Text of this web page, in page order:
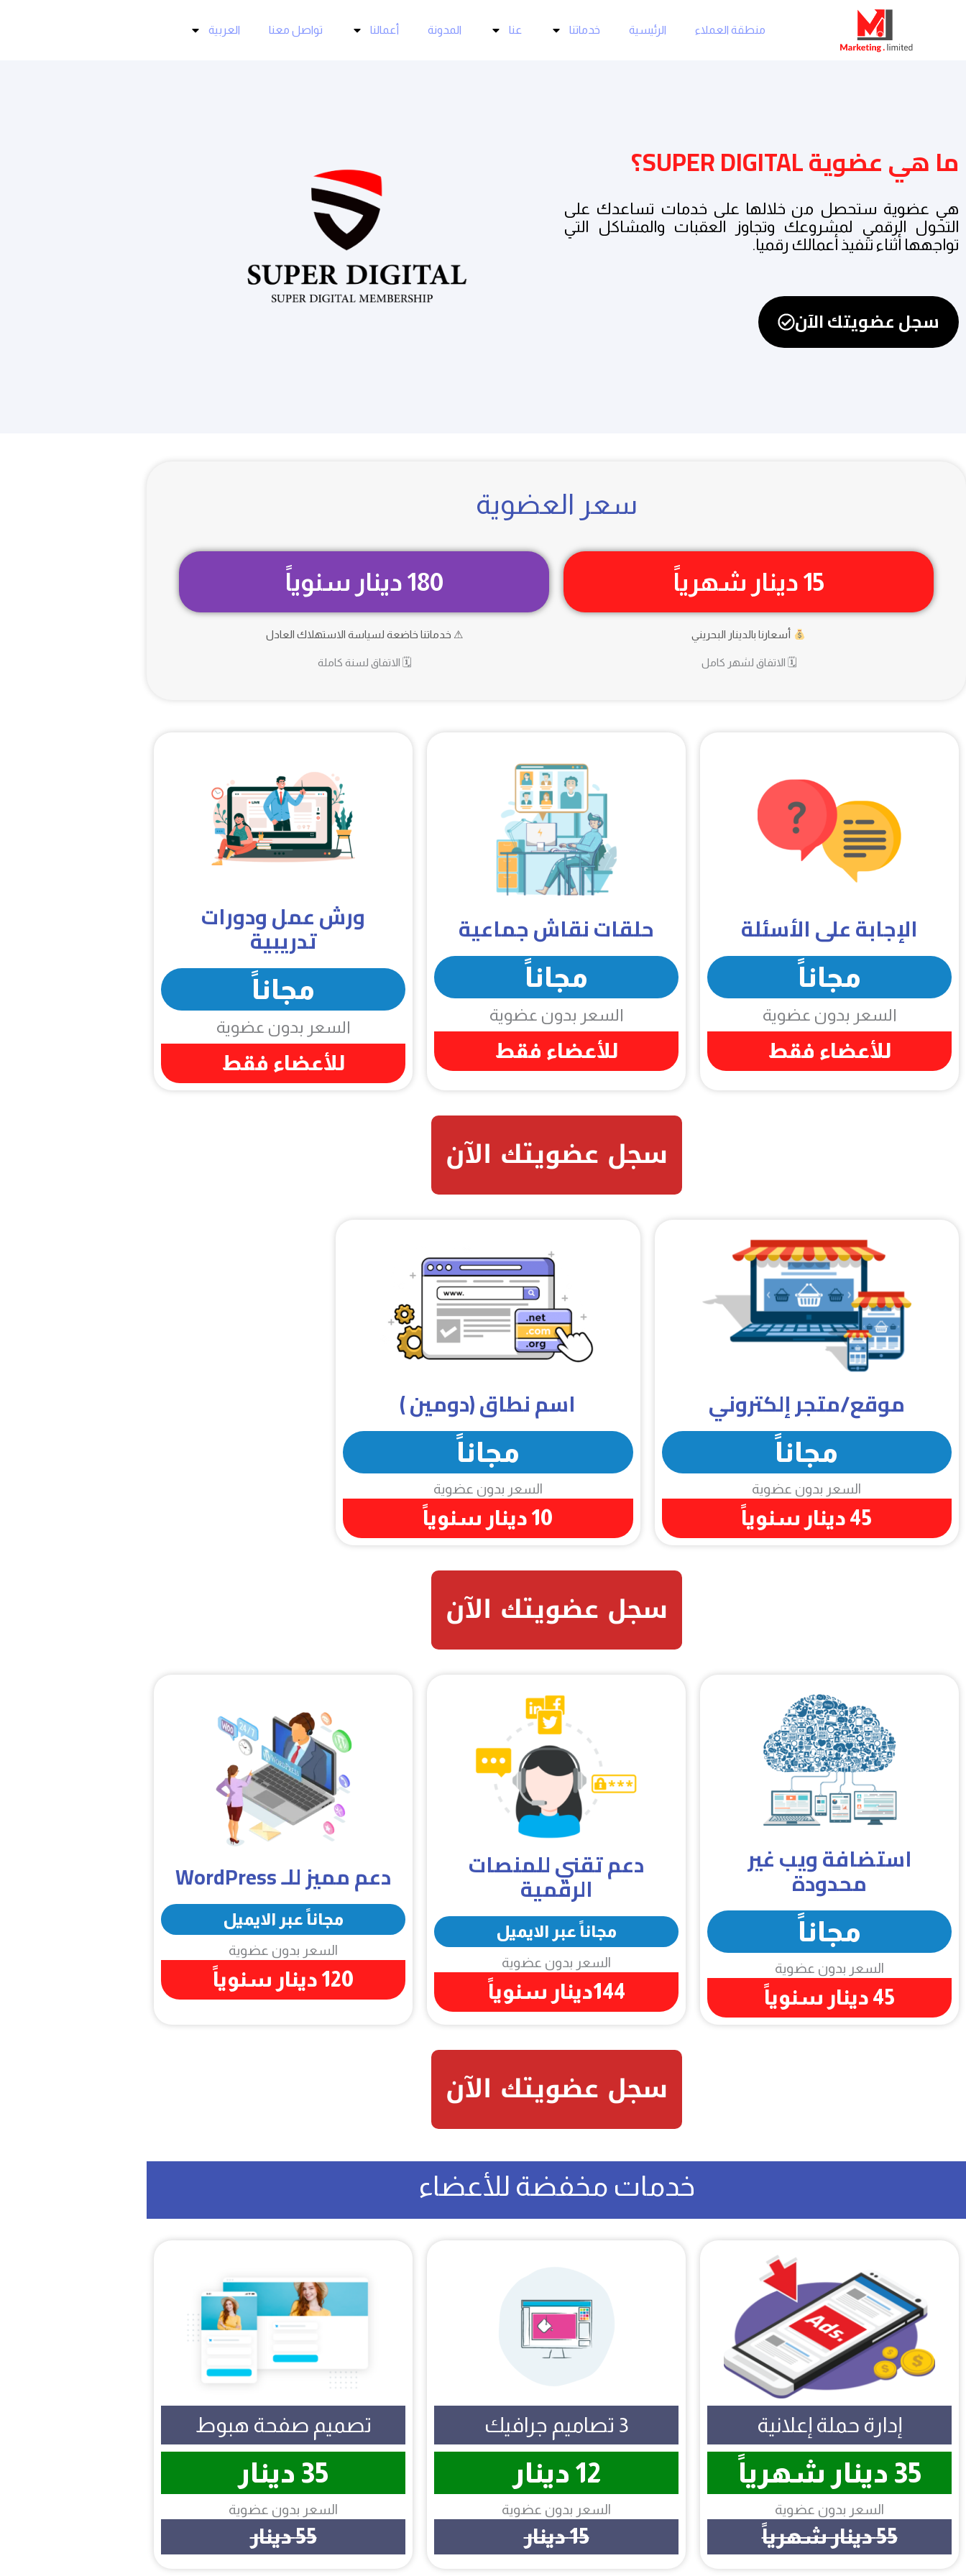
منطقة العملاء الرئيسية خدماتنا عنا المدونة أعمالنا تواصل معنا العربية
ما هي عضوية SUPER DIGITAL؟
هي عضوية ستحصل من خلالها على خدمات تساعدك على
التحول الرقمي لمشروعك وتجاوز العقبات والمشاكل التي
تواجهها أثناء تنفيذ أعمالك رقميا.
سجل عضويتك الآن
سعر العضوية
15 دينار شهرياً
أسعارنا بالدينار البحريني
🗓 الاتفاق لشهر كامل
180 دينار سنوياً
⚠ خدماتنا خاضعة لسياسة الاستهلاك العادل
🗓 الاتفاق لسنة كاملة
الإجابة على الأسئلة
مجاناً
السعر بدون عضوية
للأعضاء فقط
حلقات نقاش جماعية
مجاناً
السعر بدون عضوية
للأعضاء فقط
ورش عمل ودورات
تدريبية
مجاناً
السعر بدون عضوية
للأعضاء فقط
سجل عضويتك الآن
موقع/متجر إلكتروني
مجاناً
السعر بدون عضوية
45 دينار سنوياً
اسم نطاق (دومين )
مجاناً
السعر بدون عضوية
10 دينار سنوياً
سجل عضويتك الآن
استضافة ويب غير
محدودة
مجاناً
السعر بدون عضوية
45 دينار سنوياً
دعم تقني للمنصات
الرقمية
مجاناً عبر الايميل
السعر بدون عضوية
144دينار سنوياً
دعم مميز للـ WordPress
مجاناً عبر الايميل
السعر بدون عضوية
120 دينار سنوياً
سجل عضويتك الآن
خدمات مخفضة للأعضاء
إدارة حملة إعلانية
35 دينار شهرياً
السعر بدون عضوية
55 دينار شهرياً
3 تصاميم جرافيك
12 دينار
السعر بدون عضوية
15 دينار
تصميم صفحة هبوط
35 دينار
السعر بدون عضوية
55 دينار